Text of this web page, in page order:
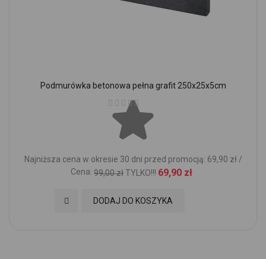
Podmurówka betonowa pełna grafit 250x25x5cm
Ocena:
Najniższa cena w okresie 30 dni przed promocją: 69,90 zł /
Cena: 99,00 złTYLKO!!! 69,90 zł
DODAJ DO KOSZYKA
Dodaj do Ulubionych